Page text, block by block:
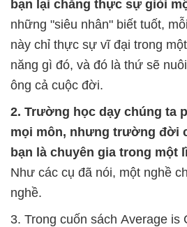
bạn lại chẳng thực sự giỏi
những "siêu nhân" biết tuốt,
này chỉ thực sự vĩ đại trong
năng gì đó, và đó là thứ sẽ
ông cả cuộc đời.
2. Trường học dạy chúng ta
mọi môn, nhưng trường đời
bạn là chuyên gia trong một
Như các cụ đã nói, một nghề
nghề.
3. Trong cuốn sách Average is